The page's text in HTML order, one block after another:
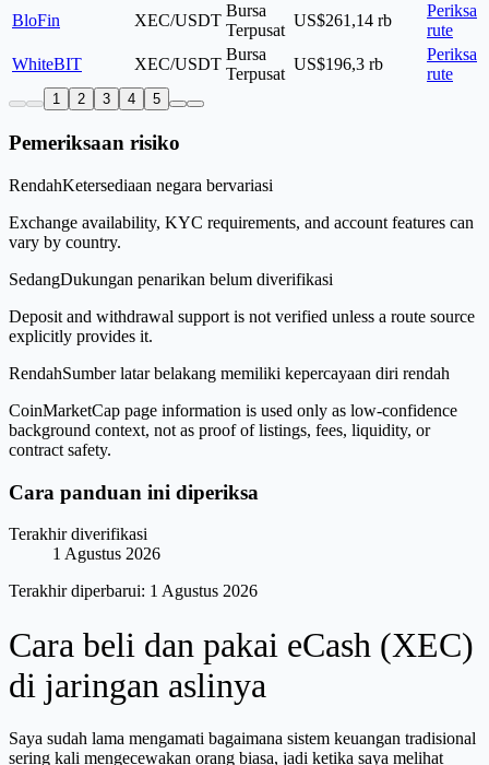
BloFin XEC/USDT
Bursa
Terpusat
US$261,14 rb
Periksa
rute
WhiteBIT
XEC/USDT
Bursa
Terpusat
US$196,3 rb
Periksa
rute
1 2 3 4 5
Pemeriksaan risiko
RendahKetersediaan negara bervariasi
Exchange availability, KYC requirements, and account features can
vary by country.
SedangDukungan penarikan belum diverifikasi
Deposit and withdrawal support is not verified unless a route source
explicitly provides it.
RendahSumber latar belakang memiliki kepercayaan diri rendah
CoinMarketCap page information is used only as low-confidence
background context, not as proof of listings, fees, liquidity, or
contract safety.
Cara panduan ini diperiksa
Terakhir diverifikasi
1 Agustus 2026
Terakhir diperbarui: 1 Agustus 2026
Cara beli dan pakai eCash (XEC)
di jaringan aslinya
Saya sudah lama mengamati bagaimana sistem keuangan tradisional
sering kali mengecewakan orang biasa, jadi ketika saya melihat